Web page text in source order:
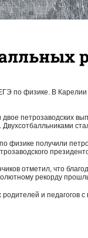
по физике. В
петрозаводских
физике получили
отметил, что
рекорду
и педагогов